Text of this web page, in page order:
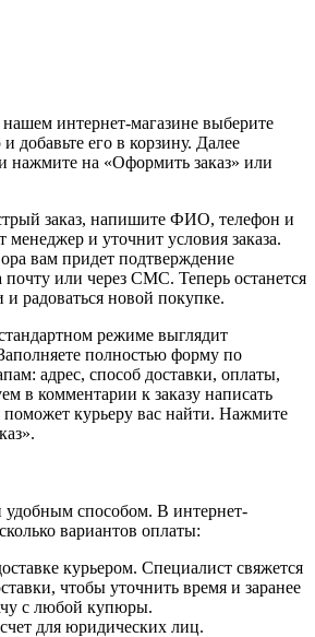
интернет-магазине выберите
добавьте его в корзину. Далее
нажмите на «Оформить заказ» или
заказ, напишите ФИО, телефон и
менеджер и уточнит условия заказа.
вам придет подтверждение
почту или через СМС. Теперь останется
и радоваться новой покупке.
режиме выглядит
полностью форму по
адрес, способ доставки, оплаты,
в комментарии к заказу написать
курьеру вас найти. Нажмите
удобным способом. В интернет-
вариантов оплаты:
курьером. Специалист свяжется
чтобы уточнить время и заранее
с любой купюры.
для юридических лиц.